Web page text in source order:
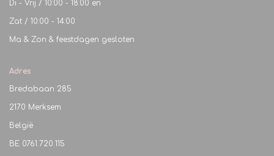
Di - Vrij / 10:00 - 18:00 en
Zat / 10:00 - 14:00
Ma & Zon & feestdagen gesloten
Adres
Bredabaan 285
2170 Merksem
België
BE 0761.720.115